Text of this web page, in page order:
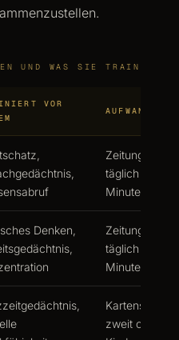
UND WAS SIE TRAINIEREN
VOR
AUFWAND
Zeitung oder
täglich 10 bis
Minuten
Denken,
Zeitung oder
täglich 10 bis
Minuten
Kartenspiel,
zweit oder mit